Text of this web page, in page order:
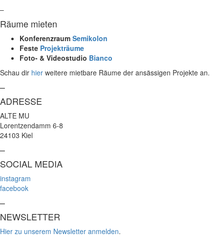
–
Räume mieten
Konferenzraum Semikolon
Feste Projekträume
Foto- & Videostudio Bianco
Schau dir hier weitere mietbare Räume der ansässigen Projekte an.
–
ADRESSE
ALTE MU
Lorentzendamm 6-8
24103 Kiel
–
SOCIAL MEDIA
instagram
facebook
–
NEWSLETTER
Hier zu unserem Newsletter anmelden.